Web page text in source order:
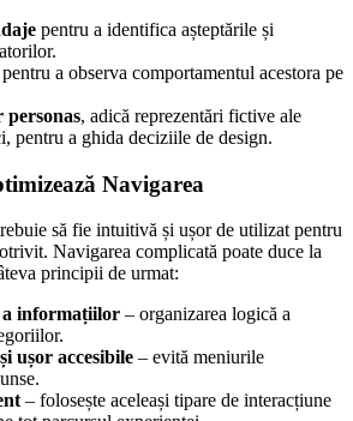
pentru a identifica așteptările și
pentru a observa comportamentul acestora pe
personas, adică reprezentări fictive ale
pentru a ghida deciziile de design.
Navigarea
să fie intuitivă și ușor de utilizat pentru
Navigarea complicată poate duce la
principii de urmat:
informațiilor – organizarea logică a
ușor accesibile – evită meniurile
– folosește aceleași tipare de interacțiune